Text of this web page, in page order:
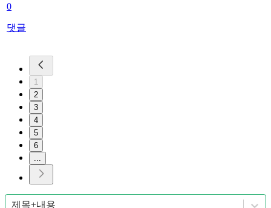
0
댓글
1
2
3
4
5
6
제목+내용